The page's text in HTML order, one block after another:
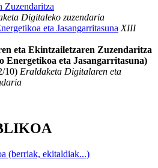
Zuzendaritza
Digitaleko zuzendaria
eta Jasangarritasuna XIII
eta Ekintzailetzaren Zuzendaritza
Energetikoa eta Jasangarritasuna)
10) Eraldaketa Digitalaren eta
(berriak, ekitaldiak...)